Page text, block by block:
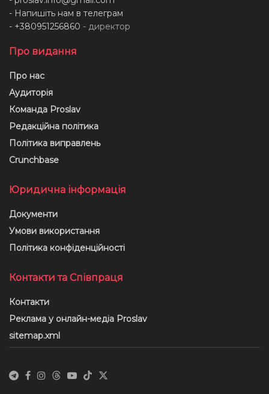
- Напишіть нам в телеграм
- +380951256860 - директор
Про видання
Про нас
Аудиторія
Команда Proslav
Редакційна політика
Політика виправлень
Crunchbase
Юридична інформація
Документи
Умови використання
Політика конфіденційності
Контакти та Співпраця
Контакти
Реклама у онлайн-медіа Proslav
sitemap.xml